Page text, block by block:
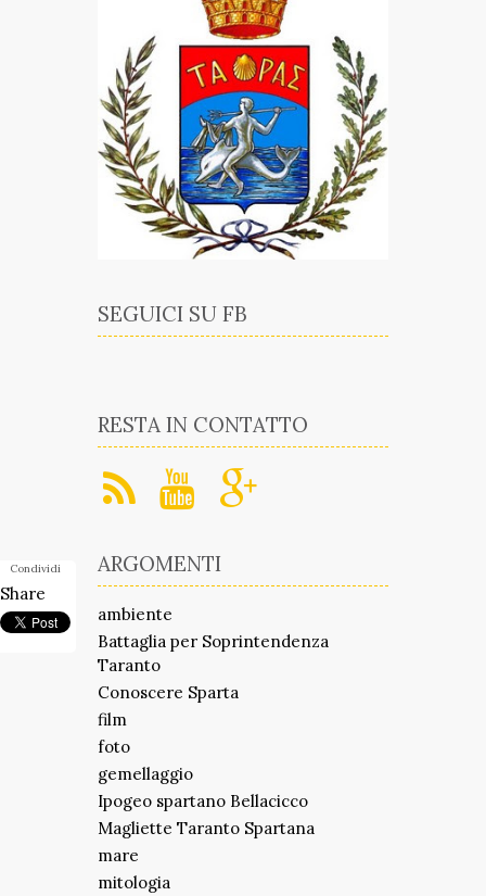
SEGUICI SU FB
RESTA IN CONTATTO
ARGOMENTI
ambiente
Battaglia per Soprintendenza
Taranto
Conoscere Sparta
film
foto
gemellaggio
Ipogeo spartano Bellacicco
Magliette Taranto Spartana
mare
mitologia
Condividi
Share